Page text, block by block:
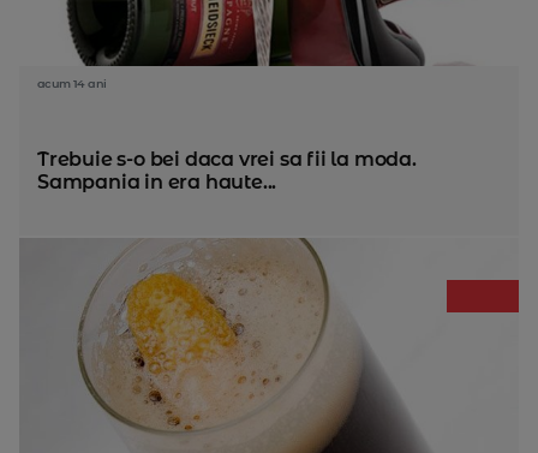
acum 14 ani
Trebuie s-o bei daca vrei sa fii la moda.
Sampania in era haute...